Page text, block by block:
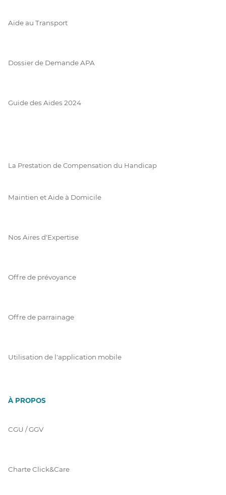
Aide au Transport
Dossier de Demande APA
Guide des Aides 2024
La Prestation de Compensation du Handicap
Maintien et Aide à Domicile
Nos Aires d'Expertise
Offre de prévoyance
Offre de parrainage
Utilisation de l'application mobile
À PROPOS
CGU / GGV
Charte Click&Care